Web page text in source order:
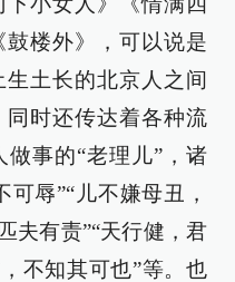
楼外》，可以说是
土长的北京人之间
时还传达着各种流
事的“老理儿”，诸
辱”“儿不嫌母丑，
夫有责”“天行健，君
不知其可也”等。也